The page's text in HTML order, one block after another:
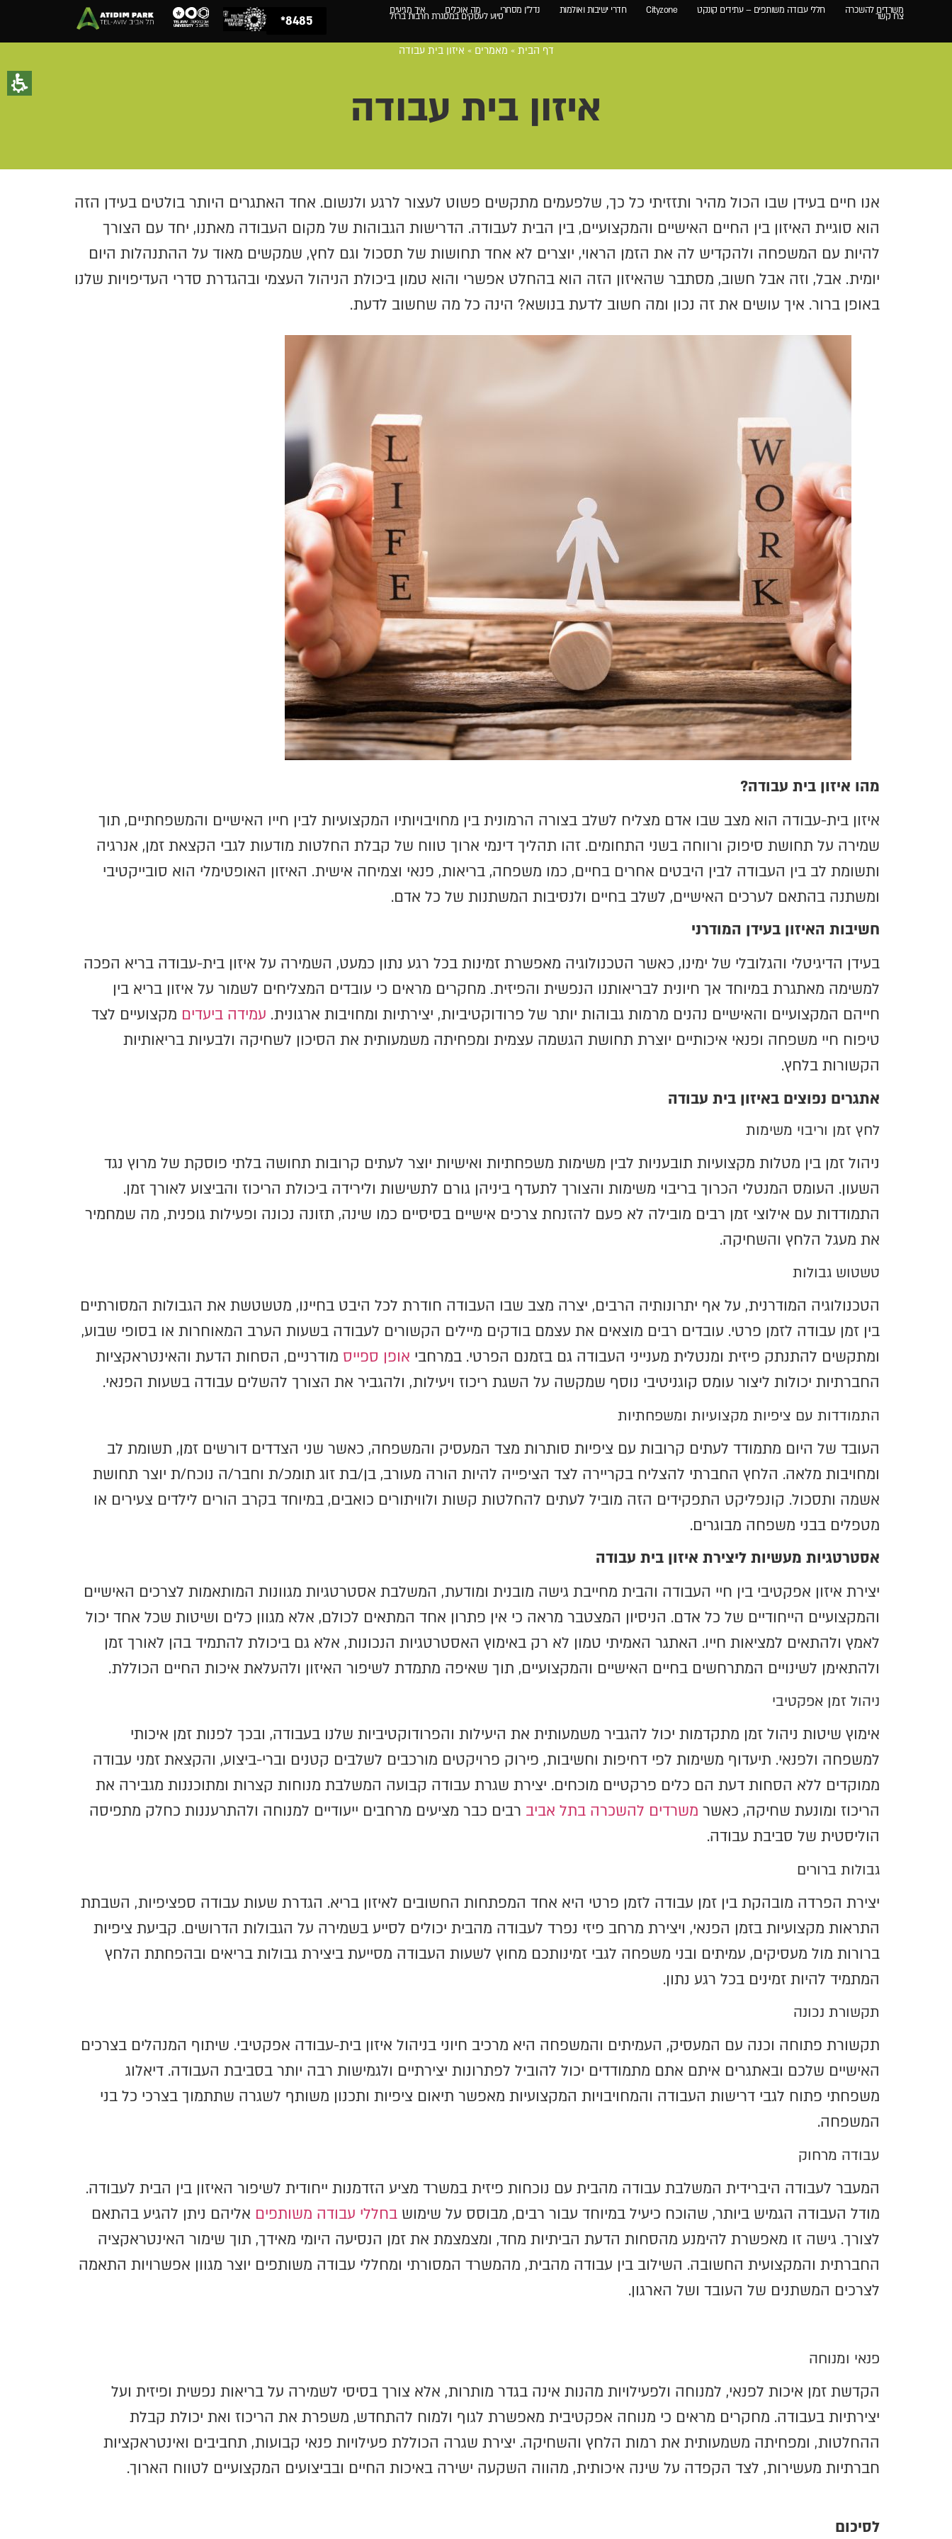
8485*
משרדים להשכרה חללי עבודה משותפים – עתידים קונקט Cityzone חדרי ישיבות ואולמות נדל"ן מסחרי מה אוכלים איך מגיעים
צרו קשר סיוע לעסקים במסגרת חרבות ברזל
דף הבית » מאמרים » איזון בית עבודה
איזון בית עבודה
אנו חיים בעידן שבו הכול מהיר ותזזיתי כל כך, שלפעמים מתקשים פשוט לעצור לרגע ולנשום. אחד האתגרים היותר בולטים בעידן הזה
הוא סוגיית האיזון בין החיים האישיים והמקצועיים, בין הבית לעבודה. הדרישות הגבוהות של מקום העבודה מאתנו, יחד עם הצורך
להיות עם המשפחה ולהקדיש לה את הזמן הראוי, יוצרים לא אחד תחושות של תסכול וגם לחץ, שמקשים מאוד על ההתנהלות היום
יומית. אבל, וזה אבל חשוב, מסתבר שהאיזון הזה הוא בהחלט אפשרי והוא טמון ביכולת הניהול העצמי ובהגדרת סדרי העדיפויות שלנו
באופן ברור. איך עושים את זה נכון ומה חשוב לדעת בנושא? הינה כל מה שחשוב לדעת.
מהו איזון בית עבודה?
איזון בית-עבודה הוא מצב שבו אדם מצליח לשלב בצורה הרמונית בין מחויבויותיו המקצועיות לבין חייו האישיים והמשפחתיים, תוך
שמירה על תחושת סיפוק ורווחה בשני התחומים. זהו תהליך דינמי ארוך טווח של קבלת החלטות מודעות לגבי הקצאת זמן, אנרגיה
ותשומת לב בין העבודה לבין היבטים אחרים בחיים, כמו משפחה, בריאות, פנאי וצמיחה אישית. האיזון האופטימלי הוא סובייקטיבי
ומשתנה בהתאם לערכים האישיים, לשלב בחיים ולנסיבות המשתנות של כל אדם.
חשיבות האיזון בעידן המודרני
בעידן הדיגיטלי והגלובלי של ימינו, כאשר הטכנולוגיה מאפשרת זמינות בכל רגע נתון כמעט, השמירה על איזון בית-עבודה בריא הפכה
למשימה מאתגרת במיוחד אך חיונית לבריאותנו הנפשית והפיזית. מחקרים מראים כי עובדים המצליחים לשמור על איזון בריא בין
חייהם המקצועיים והאישיים נהנים מרמות גבוהות יותר של פרודוקטיביות, יצירתיות ומחויבות ארגונית. עמידה ביעדים מקצועיים לצד
טיפוח חיי משפחה ופנאי איכותיים יוצרת תחושת הגשמה עצמית ומפחיתה משמעותית את הסיכון לשחיקה ולבעיות בריאותיות
הקשורות בלחץ.
אתגרים נפוצים באיזון בית עבודה
לחץ זמן וריבוי משימות
ניהול זמן בין מטלות מקצועיות תובעניות לבין משימות משפחתיות ואישיות יוצר לעתים קרובות תחושה בלתי פוסקת של מרוץ נגד
השעון. העומס המנטלי הכרוך בריבוי משימות והצורך לתעדף ביניהן גורם לתשישות ולירידה ביכולת הריכוז והביצוע לאורך זמן.
התמודדות עם אילוצי זמן רבים מובילה לא פעם להזנחת צרכים אישיים בסיסיים כמו שינה, תזונה נכונה ופעילות גופנית, מה שמחמיר
את מעגל הלחץ והשחיקה.
טשטוש גבולות
הטכנולוגיה המודרנית, על אף יתרונותיה הרבים, יצרה מצב שבו העבודה חודרת לכל היבט בחיינו, מטשטשת את הגבולות המסורתיים
בין זמן עבודה לזמן פרטי. עובדים רבים מוצאים את עצמם בודקים מיילים הקשורים לעבודה בשעות הערב המאוחרות או בסופי שבוע,
ומתקשים להתנתק פיזית ומנטלית מענייני העבודה גם בזמנם הפרטי. במרחבי אופן ספייס מודרניים, הסחות הדעת והאינטראקציות
החברתיות יכולות ליצור עומס קוגניטיבי נוסף שמקשה על השגת ריכוז ויעילות, ולהגביר את הצורך להשלים עבודה בשעות הפנאי.
התמודדות עם ציפיות מקצועיות ומשפחתיות
העובד של היום מתמודד לעתים קרובות עם ציפיות סותרות מצד המעסיק והמשפחה, כאשר שני הצדדים דורשים זמן, תשומת לב
ומחויבות מלאה. הלחץ החברתי להצליח בקריירה לצד הציפייה להיות הורה מעורב, בן/בת זוג תומכ/ת וחבר/ה נוכח/ת יוצר תחושת
אשמה ותסכול. קונפליקט התפקידים הזה מוביל לעתים להחלטות קשות ולוויתורים כואבים, במיוחד בקרב הורים לילדים צעירים או
מטפלים בבני משפחה מבוגרים.
אסטרטגיות מעשיות ליצירת איזון בית עבודה
יצירת איזון אפקטיבי בין חיי העבודה והבית מחייבת גישה מובנית ומודעת, המשלבת אסטרטגיות מגוונות המותאמות לצרכים האישיים
והמקצועיים הייחודיים של כל אדם. הניסיון המצטבר מראה כי אין פתרון אחד המתאים לכולם, אלא מגוון כלים ושיטות שכל אחד יכול
לאמץ ולהתאים למציאות חייו. האתגר האמיתי טמון לא רק באימוץ האסטרטגיות הנכונות, אלא גם ביכולת להתמיד בהן לאורך זמן
ולהתאימן לשינויים המתרחשים בחיים האישיים והמקצועיים, תוך שאיפה מתמדת לשיפור האיזון ולהעלאת איכות החיים הכוללת.
ניהול זמן אפקטיבי
אימוץ שיטות ניהול זמן מתקדמות יכול להגביר משמעותית את היעילות והפרודוקטיביות שלנו בעבודה, ובכך לפנות זמן איכותי
למשפחה ולפנאי. תיעדוף משימות לפי דחיפות וחשיבות, פירוק פרויקטים מורכבים לשלבים קטנים וברי-ביצוע, והקצאת זמני עבודה
ממוקדים ללא הסחות דעת הם כלים פרקטיים מוכחים. יצירת שגרת עבודה קבועה המשלבת מנוחות קצרות ומתוכננות מגבירה את
הריכוז ומונעת שחיקה, כאשר משרדים להשכרה בתל אביב רבים כבר מציעים מרחבים ייעודיים למנוחה ולהתרעננות כחלק מתפיסה
הוליסטית של סביבת עבודה.
גבולות ברורים
יצירת הפרדה מובהקת בין זמן עבודה לזמן פרטי היא אחד המפתחות החשובים לאיזון בריא. הגדרת שעות עבודה ספציפיות, השבתת
התראות מקצועיות בזמן הפנאי, ויצירת מרחב פיזי נפרד לעבודה מהבית יכולים לסייע בשמירה על הגבולות הדרושים. קביעת ציפיות
ברורות מול מעסיקים, עמיתים ובני משפחה לגבי זמינותכם מחוץ לשעות העבודה מסייעת ביצירת גבולות בריאים ובהפחתת הלחץ
המתמיד להיות זמינים בכל רגע נתון.
תקשורת נכונה
תקשורת פתוחה וכנה עם המעסיק, העמיתים והמשפחה היא מרכיב חיוני בניהול איזון בית-עבודה אפקטיבי. שיתוף המנהלים בצרכים
האישיים שלכם ובאתגרים איתם אתם מתמודדים יכול להוביל לפתרונות יצירתיים ולגמישות רבה יותר בסביבת העבודה. דיאלוג
משפחתי פתוח לגבי דרישות העבודה והמחויבויות המקצועיות מאפשר תיאום ציפיות ותכנון משותף לשגרה שתתמוך בצרכי כל בני
המשפחה.
עבודה מרחוק
המעבר לעבודה היברידית המשלבת עבודה מהבית עם נוכחות פיזית במשרד מציע הזדמנות ייחודית לשיפור האיזון בין הבית לעבודה.
מודל העבודה הגמיש ביותר, שהוכח כיעיל במיוחד עבור רבים, מבוסס על שימוש בחללי עבודה משותפים אליהם ניתן להגיע בהתאם
לצורך. גישה זו מאפשרת להימנע מהסחות הדעת הביתיות מחד, ומצמצמת את זמן הנסיעה היומי מאידך, תוך שימור האינטראקציה
החברתית והמקצועית החשובה. השילוב בין עבודה מהבית, מהמשרד המסורתי ומחללי עבודה משותפים יוצר מגוון אפשרויות התאמה
לצרכים המשתנים של העובד ושל הארגון.
פנאי ומנוחה
הקדשת זמן איכות לפנאי, למנוחה ולפעילויות מהנות אינה בגדר מותרות, אלא צורך בסיסי לשמירה על בריאות נפשית ופיזית ועל
יצירתיות בעבודה. מחקרים מראים כי מנוחה אפקטיבית מאפשרת לגוף ולמוח להתחדש, משפרת את הריכוז ואת יכולת קבלת
ההחלטות, ומפחיתה משמעותית את רמות הלחץ והשחיקה. יצירת שגרה הכוללת פעילויות פנאי קבועות, תחביבים ואינטראקציות
חברתיות מעשירות, לצד הקפדה על שינה איכותית, מהווה השקעה ישירה באיכות החיים ובביצועים המקצועיים לטווח הארוך.
לסיכום